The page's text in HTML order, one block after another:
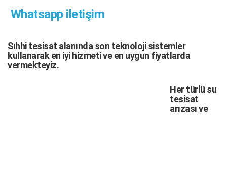
Whatsapp iletişim
Sıhhi tesisat alanında son teknoloji sistemler
kullanarak en iyi hizmeti ve en uygun fiyatlarda
vermekteyiz.
Her türlü su
tesisat
arızasıve